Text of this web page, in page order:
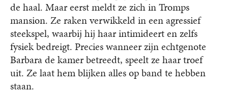
de haal. Maar eerst meldt ze zich in Tromps
mansion. Ze raken verwikkeld in een agressief
steekspel, waarbij hij haar intimideert en zelfs
fysiek bedreigt. Precies wanneer zijn echtgenote
Barbara de kamer betreedt, speelt ze haar troef
uit. Ze laat hem blijken alles op band te hebben
staan.